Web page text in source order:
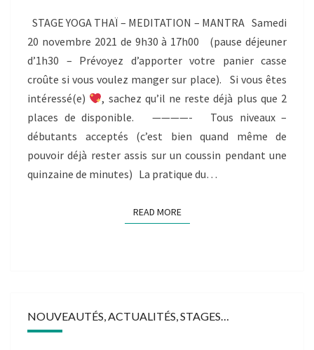
STAGE YOGA THAÏ – MEDITATION – MANTRA Samedi
20 novembre 2021 de 9h30 à 17h00 (pause déjeuner
d’1h30 – Prévoyez d’apporter votre panier casse
croûte si vous voulez manger sur place). Si vous êtes
intéressé(e)
, sachez qu’il ne reste déjà plus que 2
places de disponible. ————- Tous niveaux –
débutants acceptés (c’est bien quand même de
pouvoir déjà rester assis sur un coussin pendant une
quinzaine de minutes) La pratique du…
READ MOREREAD MORE
NOUVEAUTÉS, ACTUALITÉS, STAGES…